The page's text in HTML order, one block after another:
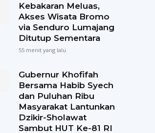
Kebakaran Meluas,
Akses Wisata Bromo
via Senduro Lumajang
Ditutup Sementara
55 menit yang lalu
Gubernur Khofifah
Bersama Habib Syech
dan Puluhan Ribu
Masyarakat Lantunkan
Dzikir-Sholawat
Sambut HUT Ke-81 RI